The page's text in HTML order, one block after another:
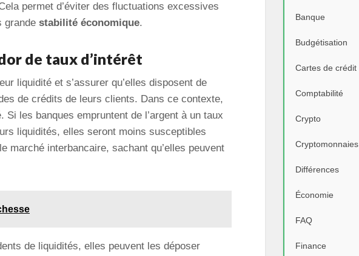
permet d’éviter des fluctuations excessives
grande stabilité économique.
de taux d’intérêt
liquidité et s’assurer qu’elles disposent de
de crédits de leurs clients. Dans ce contexte,
les banques empruntent de l’argent à un taux
liquidités, elles seront moins susceptibles
marché interbancaire, sachant qu’elles peuvent
de liquidités, elles peuvent les déposer
Banque
Budgétisation
Cartes de crédit
Comptabilité
Crypto
Cryptomonnaies
Différences
Économie
FAQ
Finance